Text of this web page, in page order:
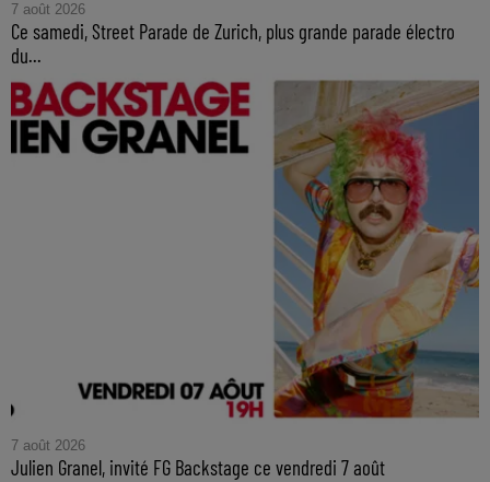
7 août 2026
Ce samedi, Street Parade de Zurich, plus grande parade électro
du...
7 août 2026
Julien Granel, invité FG Backstage ce vendredi 7 août